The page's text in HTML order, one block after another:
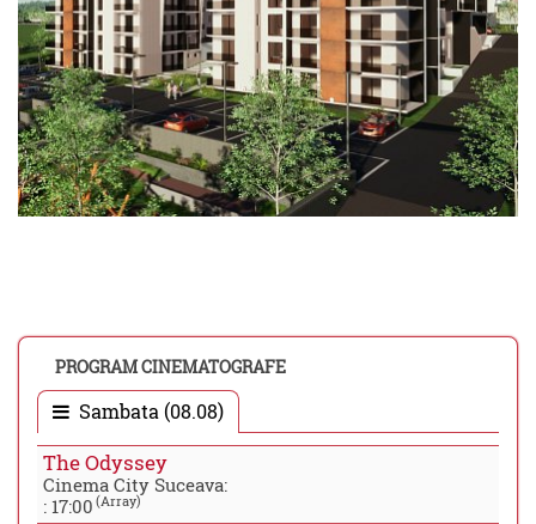
PROGRAM CINEMATOGRAFE
Sambata (08.08)
The Odyssey
Cinema City Suceava:
: 17:00 (Array)